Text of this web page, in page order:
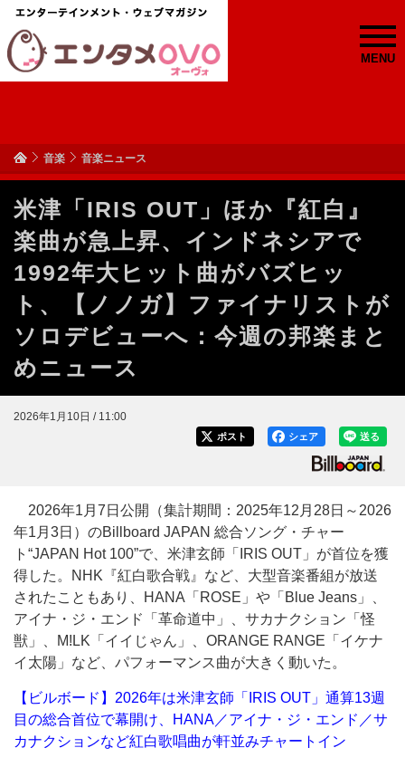
MENU
音楽 音楽ニュース
米津「IRIS OUT」ほか『紅白』
楽曲が急上昇、インドネシアで
1992年大ヒット曲がバズヒッ
ト、【ノノガ】ファイナリストが
ソロデビューへ：今週の邦楽まと
めニュース
2026年1月10日 / 11:00
送る
シェア
ポスト
2026年1月7日公開（集計期間：2025年12月28日～2026
年1月3日）のBillboard JAPAN 総合ソング・チャー
ト“JAPAN Hot 100”で、米津玄師「IRIS OUT」が首位を獲
得した。NHK『紅白歌合戦』など、大型音楽番組が放送
されたこともあり、HANA「ROSE」や「Blue Jeans」、
アイナ・ジ・エンド「革命道中」、サカナクション「怪
獣」、M!LK「イイじゃん」、ORANGE RANGE「イケナ
イ太陽」など、パフォーマンス曲が大きく動いた。
【ビルボード】2026年は米津玄師「IRIS OUT」通算13週
目の総合首位で幕開け、HANA／アイナ・ジ・エンド／サ
カナクションなど紅白歌唱曲が軒並みチャートイン